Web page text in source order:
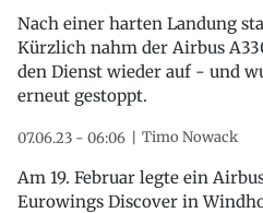
Nach einer harten Landung
Kürzlich nahm der Airbus
den Dienst wieder auf - und
erneut gestoppt.
07.06.23 - 06:06 Timo Nowack
Am 19. Februar legte ein
Eurowings Discover in